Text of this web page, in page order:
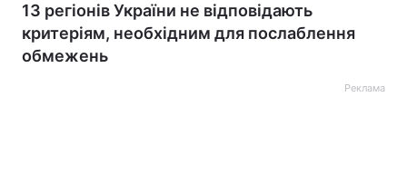
13 регіонів України не відповідають
критеріям, необхідним для послаблення
обмежень
Реклама